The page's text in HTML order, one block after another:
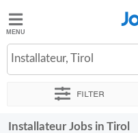
Jobted
Jobs
Installateur, Tirol
Filter
Sortieren nach
Installateur Jobs in Tirol